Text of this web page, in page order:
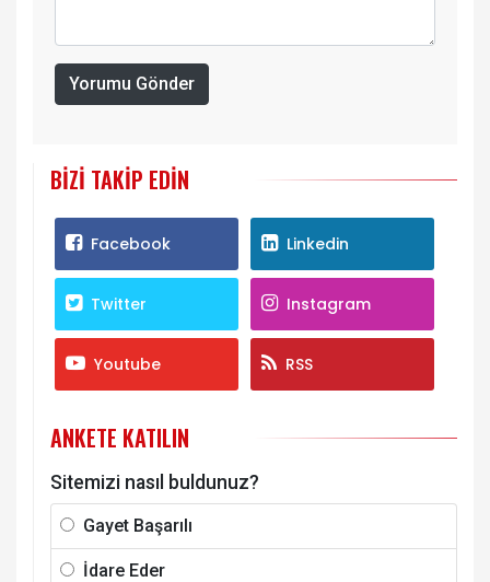
Yorumu Gönder
BIZI TAKIP EDIN
Facebook Linkedin
Twitter Instagram
Youtube RSS
ANKETE KATILIN
Sitemizi nasıl buldunuz?
Gayet Başarılı
İdare Eder